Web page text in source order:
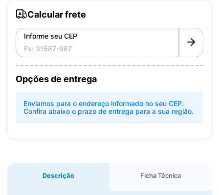
Calcular frete
Informe seu CEP
Opções de entrega
Enviamos para o endereço informado no seu CEP.
Confira abaixo o prazo de entrega para a sua região.
Descrição Ficha Técnica